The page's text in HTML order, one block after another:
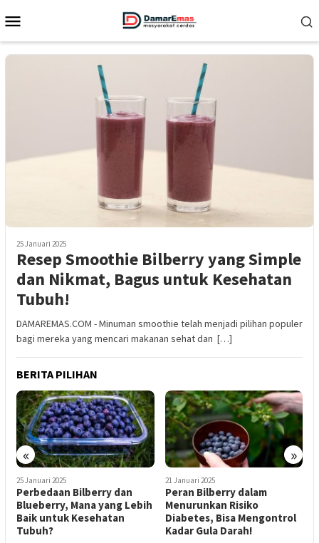
ke
Mobile
25 Januari 2025
Resep Smoothie Bilberry yang Simple
dan Nikmat, Bagus untuk Kesehatan
Tubuh!
DAMAREMAS.COM - Minuman smoothie telah menjadi pilihan populer
bagi mereka yang mencari makanan sehat dan […]
BERITA PILIHAN
« »
dan
Lebih
21 Januari 2025
Peran Bilberry dalam
Menurunkan Risiko
Diabetes, Bisa Mengontrol
21 Januari 2025
Mengenal Sejarah dan
Budidaya Bilberry di
Bagus untuk
Mata?